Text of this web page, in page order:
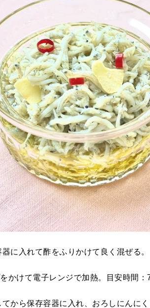
に入れて酢をふりかけて良く混ぜる。
かけて電子レンジで加熱。目安時間
から保存容器に入れ、おろしにんに